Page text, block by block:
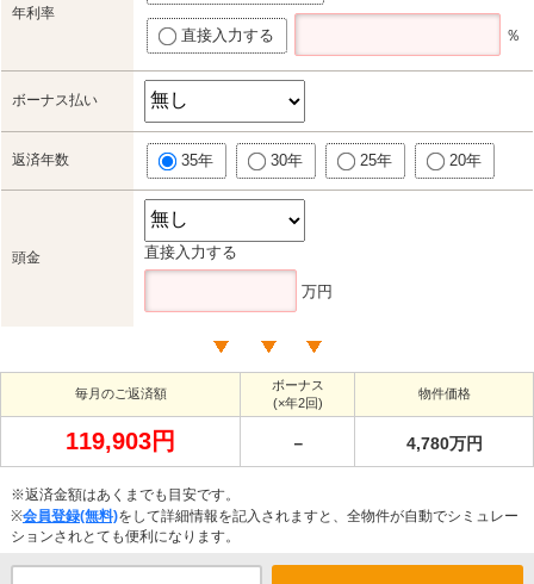
年利率
直接入力する ％
ボーナス払い
返済年数 35年 30年 25年 20年
頭金 直接入力する
万円
毎月のご返済額
ボーナス
(×年2回)
物件価格
119,903円 － 4,780万円
※返済金額はあくまでも目安です。
※会員登録(無料)をして詳細情報を記入されますと、全物件が自動でシミュレー
ションされとても便利になります。